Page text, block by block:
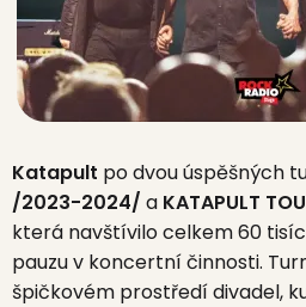
Katapult po dvou úspěšných
/2023-2024/ a KATAPULT
která navštívilo celkem 60
pauzu v koncertní činnosti.
špičkovém prostředí divadel,